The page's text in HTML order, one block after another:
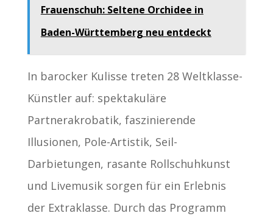
Frauenschuh: Seltene Orchidee in
Baden-Württemberg neu entdeckt
In barocker Kulisse treten 28 Weltklasse-
Künstler auf: spektakuläre
Partnerakrobatik, faszinierende
Illusionen, Pole-Artistik, Seil-
Darbietungen, rasante Rollschuhkunst
und Livemusik sorgen für ein Erlebnis
der Extraklasse. Durch das Programm